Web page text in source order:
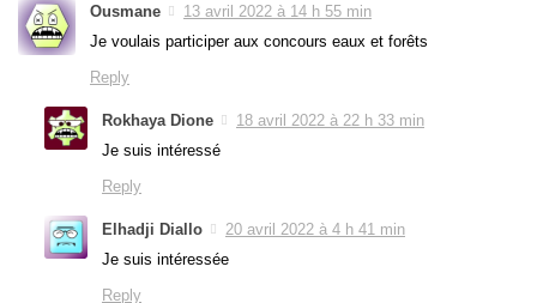
Ousmane
13 avril 2022 à 14 h 55 min
Je voulais participer aux concours eaux et forêts
Reply
Rokhaya Dione
18 avril 2022 à 22 h 33 min
Je suis intéressé
Reply
Elhadji Diallo
20 avril 2022 à 4 h 41 min
Je suis intéressée
Reply